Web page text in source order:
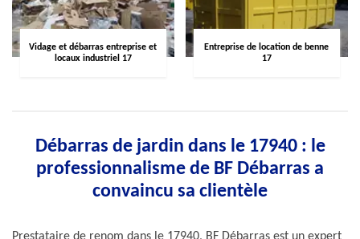
Vidage et débarras entreprise et
locaux industriel 17
Entreprise de location de benne
17
Débarras de jardin dans le 17940 : le
professionnalisme de BF Débarras a
convaincu sa clientèle
Prestataire de renom dans le 17940, BF Débarras est un expert